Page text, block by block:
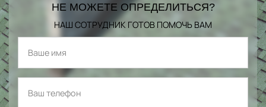
НЕ МОЖЕТЕ ОПРЕДЕЛИТЬСЯ?
НАШ СОТРУДНИК ГОТОВ ПОМОЧЬ ВАМ